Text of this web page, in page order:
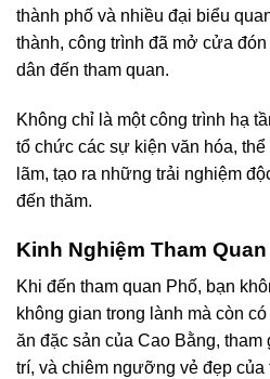
thành phố và nhiều đại biểu
thành, công trình đã mở cửa
dân đến tham quan.
Không chỉ là một công trình hạ
tổ chức các sự kiện văn hóa, thể
lãm, tạo ra những trải nghiệm
đến thăm.
Kinh Nghiệm Tham Quan
Khi đến tham quan Phố, bạn
không gian trong lành mà còn
ăn đặc sản của Cao Bằng,
trí, và chiêm ngưỡng vẻ đẹp